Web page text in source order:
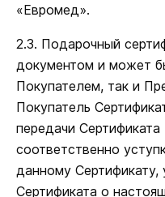
«Евромед».
2.3. Подарочный
документом и может
Покупателем, так и
Покупатель
передачи
соответственно
данному Сертификату,
Сертификата о